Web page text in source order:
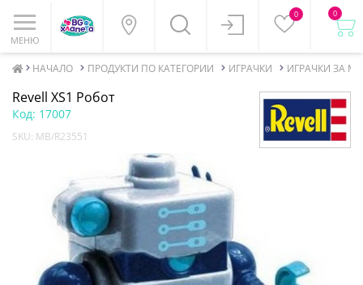
МЕНЮ
0 0
НАЧАЛО ПРОДУКТИ ПО КАТЕГОРИИ ИГРАЧКИ ИГРАЧКИ ЗА
Revell XS1 Робот
Код: 17007
SKU: MB/R23551